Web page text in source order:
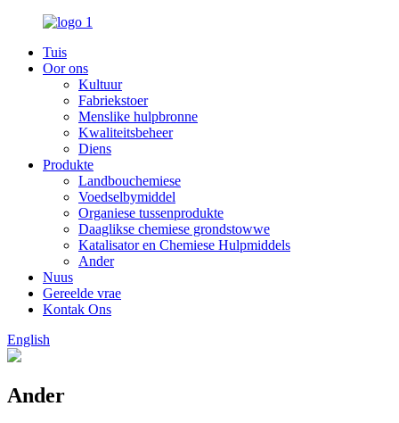
Tuis
Oor ons
Kultuur
Fabriekstoer
Menslike hulpbronne
Kwaliteitsbeheer
Diens
Produkte
Landbouchemiese
Voedselbymiddel
Organiese tussenprodukte
Daaglikse chemiese grondstowwe
Katalisator en Chemiese Hulpmiddels
Ander
Nuus
Gereelde vrae
Kontak Ons
English
Ander